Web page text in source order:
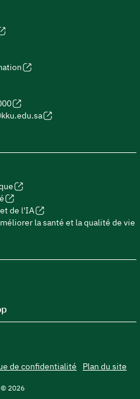
de l'IA
la santé et la qualité de vie
de confidentialité Plan du site
2026